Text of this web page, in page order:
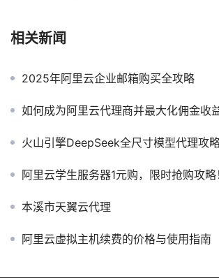
相关新闻
2025年阿里云企业邮箱购买全攻略
如何成为阿里云代理商并最大化佣金收
火山引擎DeepSeek全尺寸模型代理攻
阿里云学生服务器1元购，限时抢购攻略
本溪市天翼云代理
阿里云虚拟主机续费的价格与使用指南